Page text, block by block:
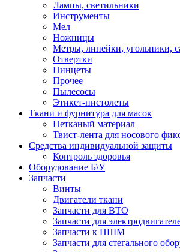
Лампы, светильники
Инструменты
Мел
Ножницы
Метры, линейки, угольники,
Отвертки
Пинцеты
Прочее
Пылесосы
Этикет-пистолеты
Ткани и фурнитура для масок
Нетканый материал
Твист-лента для носового
Средства индивидуальной защиты
Контроль здоровья
Оборудование Б\У
Запчасти
Винты
Двигатели ткани
Запчасти для ВТО
Запчасти для
Запчасти к ПШМ
Запчасти для стегального